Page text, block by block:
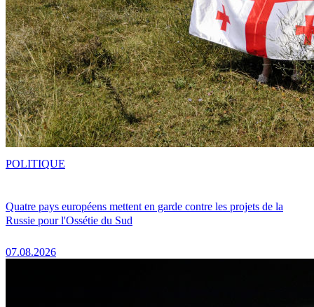
Quatre pays européens mettent en garde contre les projets de la
Russie pour l'Ossétie du Sud
07.08.2026
POLITIQUE